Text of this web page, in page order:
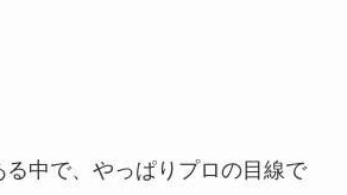
る中で、やっぱりプロの目線で